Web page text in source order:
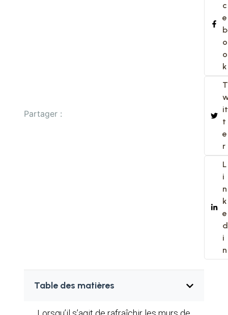
Partager :
c
e
b
o
o
k
T
it
t
e
r
L
i
n
k
e
d
i
n
Table des matières